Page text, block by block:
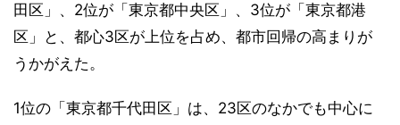
田区」、2位が「東京都中央区」、3位が「東京都港
区」と、都心3区が上位を占め、都市回帰の高まりが
うかがえた。
1位の「東京都千代田区」は、23区のなかでも中心に